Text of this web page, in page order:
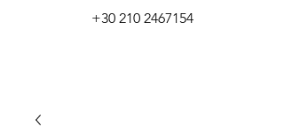
+30 210 2467154